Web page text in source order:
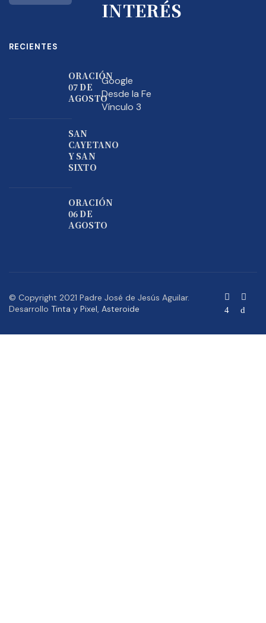
RECIENTES
ORACIÓN
07 DE
AGOSTO
SAN
CAYETANO
Y SAN
SIXTO
ORACIÓN
06 DE
AGOSTO
INTERÉS
Google
Desde la Fe
Vínculo 3
© Copyright 2021 Padre José de Jesús Aguilar.
Desarrollo Tinta y Pixel, Asteroide